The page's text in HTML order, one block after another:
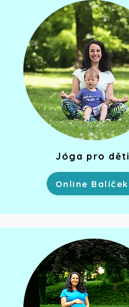
Jóga pro děti
Online Balíček